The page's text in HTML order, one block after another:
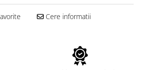
Cere informatii